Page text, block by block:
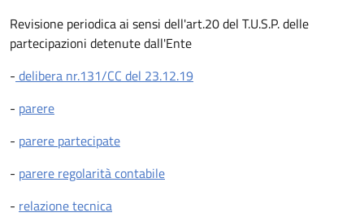
Revisione periodica ai sensi dell'art.20 del T.U.S.P. delle
partecipazioni detenute dall'Ente
- delibera nr.131/CC del 23.12.19
- parere
- parere partecipate
- parere regolarità contabile
- relazione tecnica